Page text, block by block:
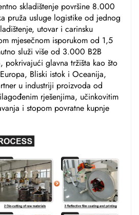
skladištenje površine 8.000
pruža usluge logistike od jednog
utovar i carinsku
mjesečnom isporukom od 1,5
služi više od 3.000 B2B
pokrivajući glavna tržišta kao što
Bliski istok i Oceanija,
u industriji proizvoda od
rješenjima, učinkovitim
i stopom povratne kupnje